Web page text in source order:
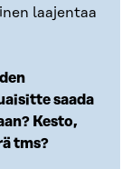
laajentaa
saada
Kesto,
tms?